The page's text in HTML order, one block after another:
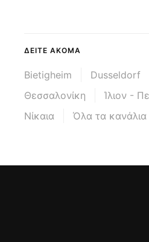
ΔΕΊΤΕ ΑΚΌΜΑ
Bietigheim Dusseldorf
Θεσσαλονίκη
Ίλιον -
Νίκαια
Όλα τα κανάλια